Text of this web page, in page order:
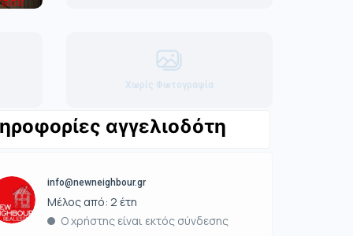
Χωρίς Φωτογραφία
αγγελιοδότη
info@newneighbour.gr
Μέλος από: 2 έτη
Ο χρήστης είναι εκτός σύνδεσης